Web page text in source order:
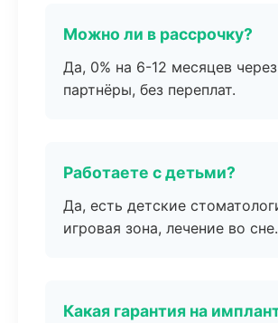
Можно ли в рассрочку?
Да, 0% на 6-12 месяцев
партнёры, без переплат.
Работаете с детьми?
Да, есть детские
игровая зона, лечение во сне.
Какая гарантия на